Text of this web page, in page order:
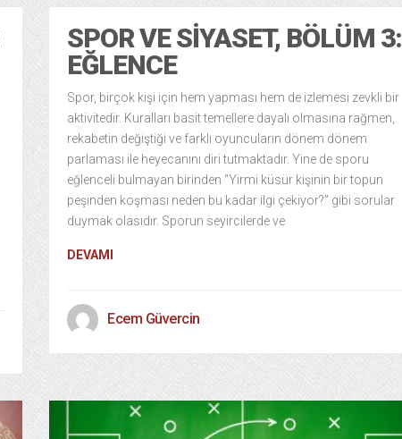
SPOR VE SIYASET, BÖLÜM 3:
EĞLENCE
Spor, birçok kişi için hem yapması hem de izlemesi zevkli bir
aktivitedir. Kuralları basit temellere dayalı olmasına rağmen,
rekabetin değiştiği ve farklı oyuncuların dönem dönem
parlaması ile heyecanını diri tutmaktadır. Yine de sporu
eğlenceli bulmayan birinden “Yirmi küsür kişinin bir topun
peşinden koşması neden bu kadar ilgi çekiyor?” gibi sorular
duymak olasıdır. Sporun seyircilerde ve
DEVAMI
Ecem Güvercin